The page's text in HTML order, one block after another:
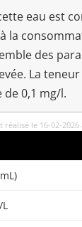
eau est
la
des
La
0,1 mg/l.
le 16-02-2026